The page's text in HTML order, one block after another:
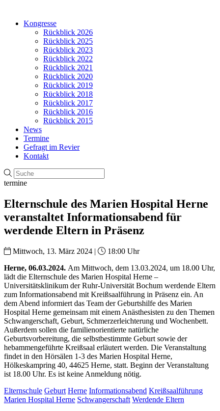
Kongresse
Rückblick 2026
Rückblick 2025
Rückblick 2023
Rückblick 2022
Rückblick 2021
Rückblick 2020
Rückblick 2019
Rückblick 2018
Rückblick 2017
Rückblick 2016
Rückblick 2015
News
Termine
Gefragt im Revier
Kontakt
termine
Elternschule des Marien Hospital Herne
veranstaltet Informationsabend für
werdende Eltern in Präsenz
Mittwoch, 13. März 2024 |
18:00 Uhr
Herne, 06.03.2024. Am Mittwoch, dem 13.03.2024, um 18.00 Uhr,
lädt die Elternschule des Marien Hospital Herne –
Universitätsklinikum der Ruhr-Universität Bochum werdende Eltern
zum Informationsabend mit Kreißsaalführung in Präsenz ein. An
dem Abend informiert das Team der Geburtshilfe des Marien
Hospital Herne gemeinsam mit einem Anästhesisten zu den Themen
Schwangerschaft, Geburt, Schmerzerleichterung und Wochenbett.
Außerdem sollen die familienorientierte natürliche
Geburtsvorbereitung, die selbstbestimmte Geburt sowie der
hebammengeführte Kreißsaal erläutert werden. Die Veranstaltung
findet in den Hörsälen 1-3 des Marien Hospital Herne,
Hölkeskampring 40, 44625 Herne, statt. Beginn der Veranstaltung
ist 18.00 Uhr. Es ist keine Anmeldung nötig.
Elternschule Geburt Herne Informationsabend Kreißsaalführung
Marien Hospital Herne Schwangerschaft Werdende Eltern